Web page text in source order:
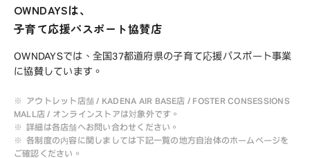
OWNDAYSは、
子育て応援パスポート協賛店
OWNDAYSでは、全国37都道府県の子育て応援パスポート事業
に協賛しています。
アウトレット店舗 / KADENA AIR BASE店 / FOSTER CONSESSIONS
MALL店 / オンラインストアは対象外です。
詳細は各店舗へお問い合わせください。
各制度の内容に関しましては下記一覧の地方自治体のホームページを
ご確認ください。